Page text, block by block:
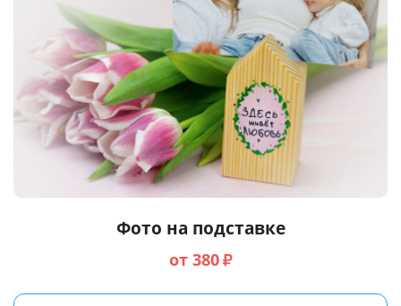
Фото на подставке
от 380₽